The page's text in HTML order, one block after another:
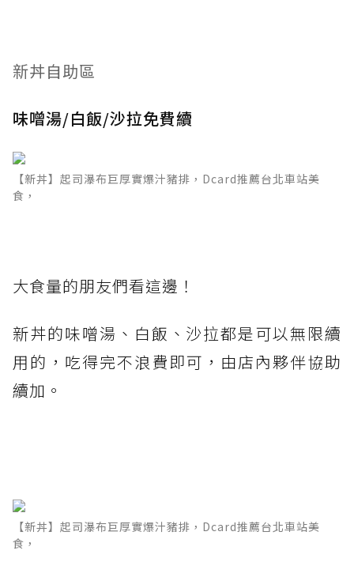
新丼自助區
味噌湯/白飯/沙拉免費續
【新丼】起司瀑布巨厚實爆汁豬排，Dcard推薦台北車站美
食，
大食量的朋友們看這邊！
新丼的味噌湯、白飯、沙拉都是可以無限續
用的，吃得完不浪費即可，由店內夥伴協助
續加。
【新丼】起司瀑布巨厚實爆汁豬排，Dcard推薦台北車站美
食，